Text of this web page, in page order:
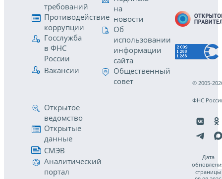
требований
Противодействие
коррупции
Госслужба
в ФНС
России
Вакансии
на
новости
Об
использовании
информации
сайта
Общественный
совет
Открытое
ведомство
Открытые
данные
СМЭВ
Аналитический
портал
© 2005-
ФНС
Дата
страницы